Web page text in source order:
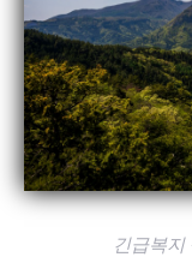
긴급복지